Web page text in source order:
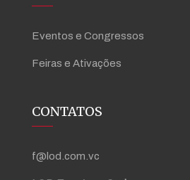
Eventos e Congressos
Feiras e Ativações
CONTATOS
f@lod.com.vc